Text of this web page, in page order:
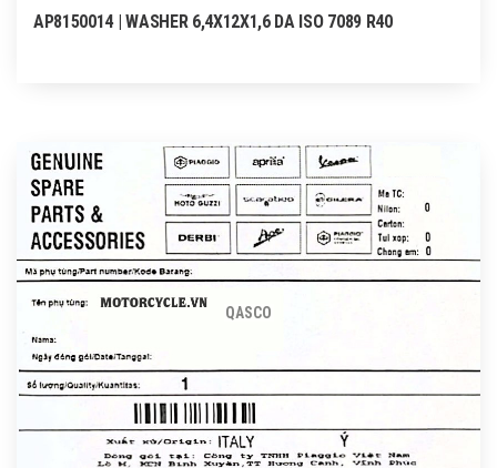
AP8150014 | WASHER 6,4X12X1,6 DA ISO 7089 R40
QASCO